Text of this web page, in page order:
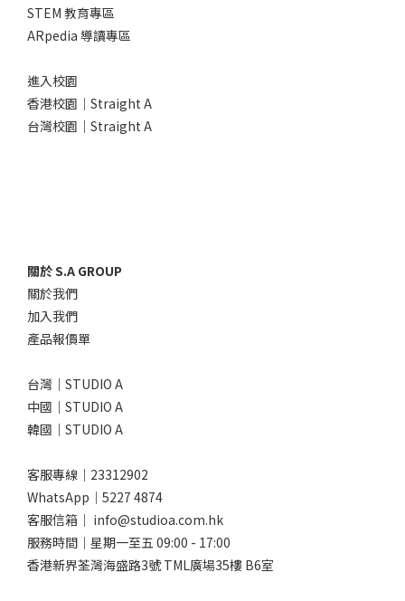
STEM 教育專區
ARpedia 導讀專區
進入校園
香港校園｜Straight A
台灣校園｜Straight A
關於 S.A GROUP
關於我們
加入我們
產品報價單
台灣｜STUDIO A
中國｜STUDIO A
韓國｜STUDIO A
客服專線｜23312902
WhatsApp｜ 5227 4874
客服信箱｜ info@studioa.com.hk
服務時間｜星期一至五 09:00 - 17:00
香港新界荃灣海盛路3號 TML廣場35樓 B6室